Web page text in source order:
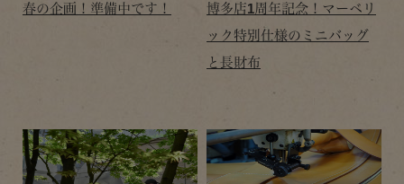
春の企画！準備中です！
博多店1周年記念！マーベリ
ック特別仕様のミニバッグ
と長財布